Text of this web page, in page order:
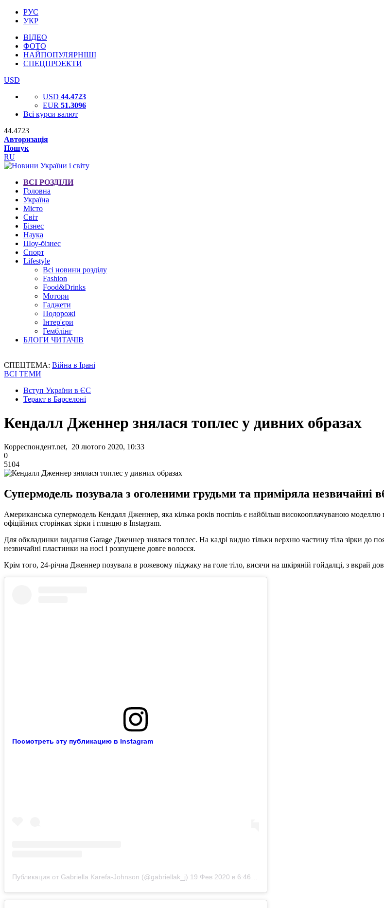
РУС
УКР
ВІДЕО
ФОТО
НАЙПОПУЛЯРНІШІ
СПЕЦПРОЕКТИ
USD
USD 44.4723
EUR 51.3096
Всі курси валют
44.4723
Авторизація
Пошук
RU
ВСІ РОЗДІЛИ
Головна
Україна
Місто
Світ
Бізнес
Наука
Шоу-бізнес
Спорт
Lifestyle
Всі новини розділу
Fashion
Food&Drinks
Мотори
Гаджети
Подорожі
Інтер'єри
Гемблінг
БЛОГИ ЧИТАЧІВ
СПЕЦТЕМА: Війна в Ірані
ВСІ ТЕМИ
Вступ України в ЄС
Теракт в Барселоні
Кендалл Дженнер знялася топлес у дивних образах
Корреспондент.net, 20 лютого 2020, 10:33
0
5104
Супермодель позувала з оголеними грудьми та приміряла незвичайні
Американська супермодель Кендалл Дженнер, яка кілька років поспіль є найбільш високооплачуваною моделлю
офіційних сторінках зірки і глянцю в Instagram.
Для обкладинки видання Garage Дженнер знялася топлес. На кадрі видно тільки верхню частину тіла зірки до
незвичайні пластинки на носі і розпущене довге волосся.
Крім того, 24-річна Дженнер позувала в рожевому піджаку на голе тіло, висячи на шкіряній гойдалці, з вкрай
Посмотреть эту публикацию в Instagram
Публикация от Gabriella Karefa-Johnson (@gabriellak_j) 19 Фев 2020 в 6:46 PST